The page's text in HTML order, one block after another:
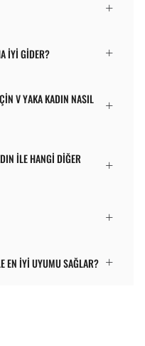
IYI GIDER?
V YAKA KADIN NASIL
ILE HANGI DIĞER
EN IYI UYUMU SAĞLAR?